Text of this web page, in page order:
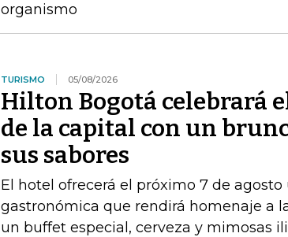
organismo
TURISMO 05/08/2026
Hilton Bogotá celebrará
de la capital con un
sus sabores
El hotel ofrecerá el próximo 7 de
gastronómica que rendirá homenaje a
un buffet especial, cerveza y mimosas